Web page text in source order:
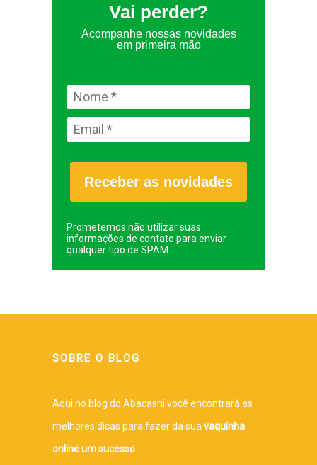
Vai perder?
Acompanhe nossas novidades
em primeira mão
Receber as novidades
Prometemos não utilizar suas
informações de contato para enviar
qualquer tipo de SPAM.
SOBRE O BLOG
Aqui no blog do Abacashi você encontrará as
melhores dicas para fazer da suavaquinha
online um sucesso.